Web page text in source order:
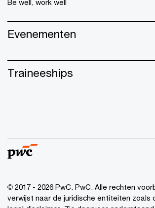
Be well, work well
Evenementen
Traineeships
© 2017 - 2026 PwC. PwC. Alle rechten
verwijst naar de juridische entiteiten zoals